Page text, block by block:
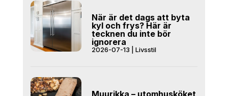
När är det dags att byta
kyl och frys? Här är
tecknen du inte bör
ignorera
2026-07-13 Livsstil
Muurikka – utomhusköket